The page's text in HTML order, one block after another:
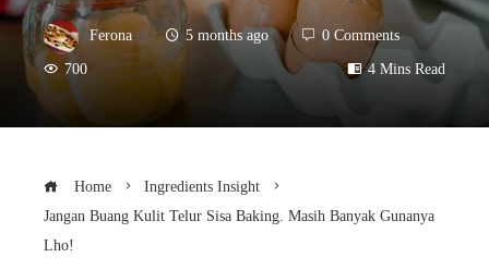
Ferona 5 months ago 0 Comments
700 4 Mins Read
Home
Ingredients Insight
Jangan Buang Kulit Telur Sisa Baking. Masih Banyak Gunanya
Lho!